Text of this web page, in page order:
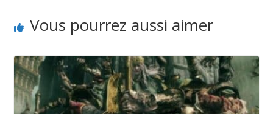
Vous pourrez aussi aimer